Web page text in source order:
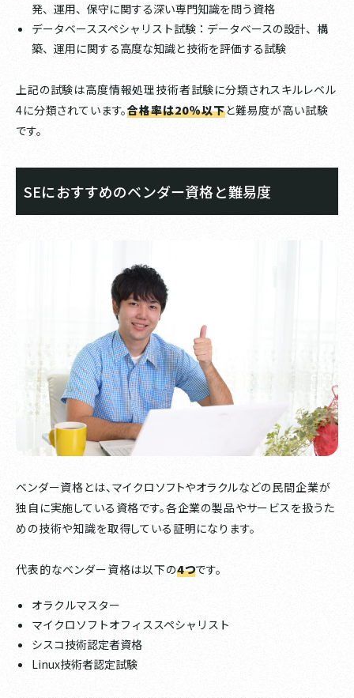
発、運用、保守に関する深い専門知識を問う資格
データベーススペシャリスト試験：データベースの設計、構
築、運用に関する高度な知識と技術を評価する試験
上記の試験は高度情報処理技術者試験に分類されスキルレベル
4に分類されています。合格率は20％以下と難易度が高い試験
です。
SEにおすすめのベンダー資格と難易度
ベンダー資格とは、マイクロソフトやオラクルなどの民間企業が
独自に実施している資格です。各企業の製品やサービスを扱うた
めの技術や知識を取得している証明になります。
代表的なベンダー資格は以下の4つです。
オラクルマスター
マイクロソフトオフィススペシャリスト
シスコ技術認定者資格
Linux技術者認定試験